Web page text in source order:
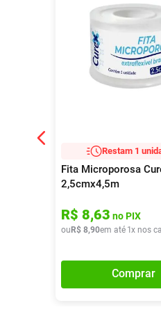
Restam 1
Fita Microporosa
2,5cmx4,5m
R$ 8,63 no PIX
ou R$ 8,90em até 1x nos
Comprar